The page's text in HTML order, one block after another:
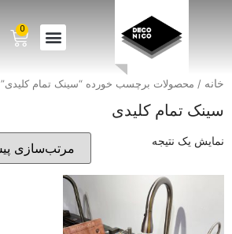
0
خانه / محصولات برچسب خورده “سینک تمام کلیدی”
سینک تمام کلیدی
نمایش یک نتیجه